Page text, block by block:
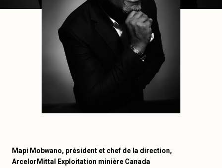
Mapi Mobwano, président et chef de la direction,
ArcelorMittal Exploitation minière Canada